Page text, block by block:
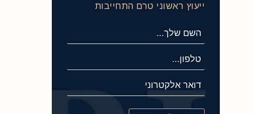
ייעוץ ראשוני טרם התחייבות